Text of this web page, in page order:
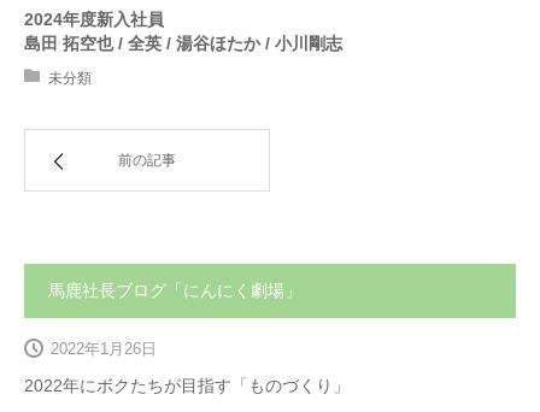
2024年度新入社員
島田 拓空也 / 全英 / 湯谷ほたか / 小川剛志
未分類
前の記事
馬鹿社長ブログ「にんにく劇場」
2022年にボクたちが目指す「ものづくり」
2022年1月26日